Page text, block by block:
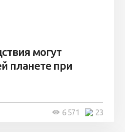
могут
планете при
23
6 571